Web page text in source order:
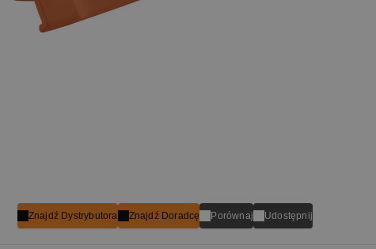
Znajdź Dystrybutora Znajdź Doradcę Porównaj Udostępnij